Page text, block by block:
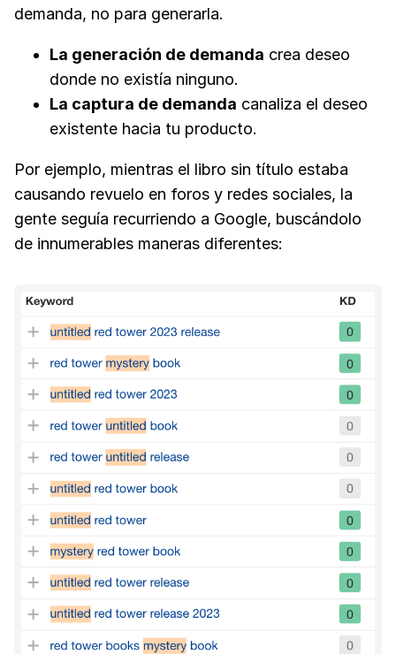
demanda, no para generarla.
La generación de demanda crea deseo
donde no existía ninguno.
La captura de demanda canaliza el deseo
existente hacia tu producto.
Por ejemplo, mientras el libro sin título estaba
causando revuelo en foros y redes sociales, la
gente seguía recurriendo a Google, buscándolo
de innumerables maneras diferentes: